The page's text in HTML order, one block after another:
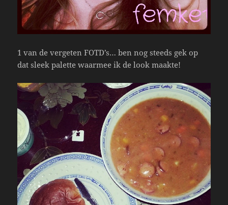
1 van de vergeten FOTD’s… ben nog steeds gek op
dat sleek palette waarmee ik de look maakte!